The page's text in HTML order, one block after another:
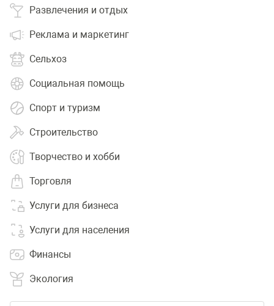
Развлечения и отдых
Реклама и маркетинг
Сельхоз
Социальная помощь
Спорт и туризм
Строительство
Творчество и хобби
Торговля
Услуги для бизнеса
Услуги для населения
Финансы
Экология